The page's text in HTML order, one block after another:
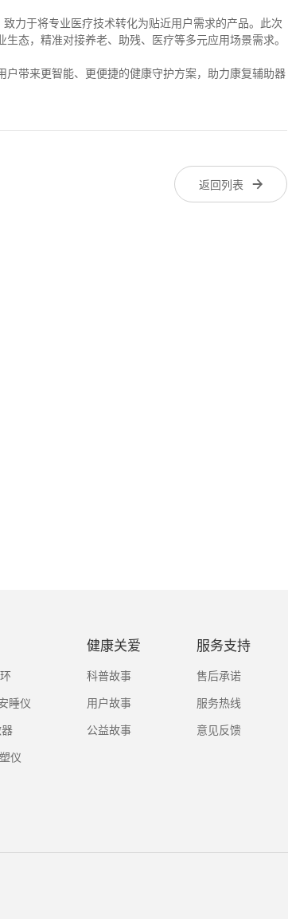
力于将专业医疗技术转化为贴近用户需求的产品。此次
态，精准对接养老、助残、医疗等多元应用场景需求。
带来更智能、更便捷的健康守护方案，助力康复辅助器
返回列表
睡仪
仪
健康关爱
科普故事
用户故事
公益故事
服务支持
售后承诺
服务热线
意见反馈